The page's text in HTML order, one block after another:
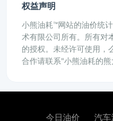
权益声明
小熊油耗™网站的油价统
术有限公司所有。所有对
的授权。未经许可使用，
合作请联系"小熊油耗的
今日油价 汽车